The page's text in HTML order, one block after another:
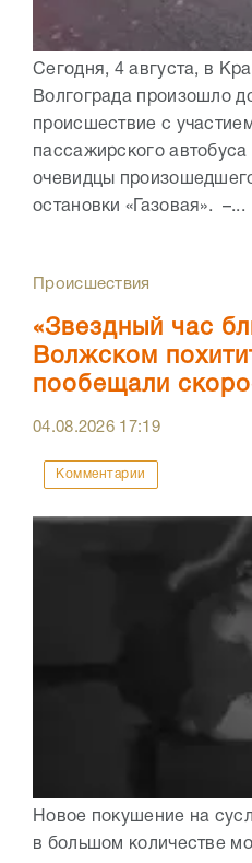
Сегодня, 4 августа, в
Волгограда произошло
происшествие с
пассажирского
очевидцы
остановки «Газовая». –...
Происшествия
«Звездный час
Волжском
пообещали
04.08.2026 17:19
Комментарии
Новое покушение на
в большом количестве